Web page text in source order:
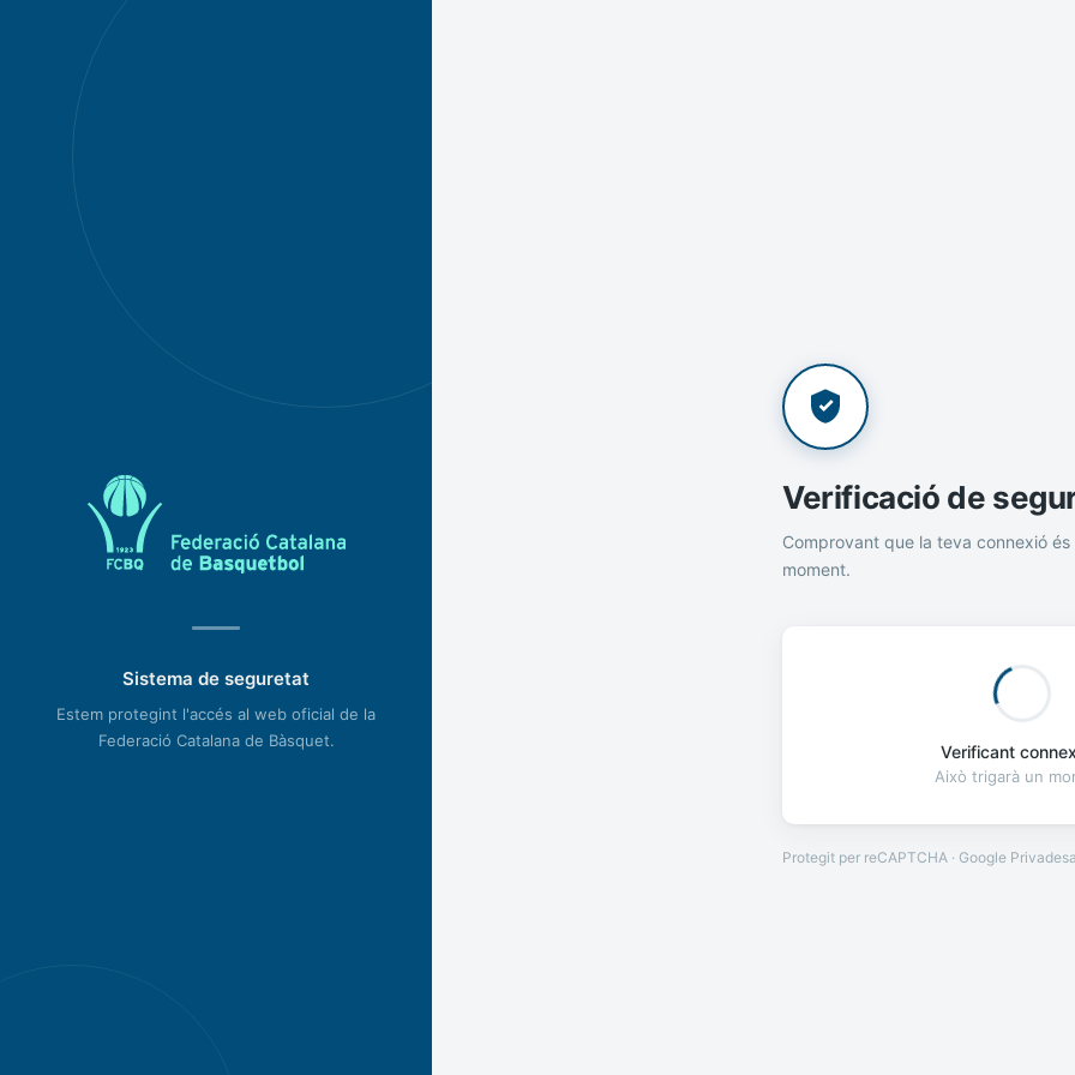
Sistema de seguretat
Estem protegint l'accés al web oficial de la
Federació Catalana de Bàsquet.
Verificació de
Comprovant que la teva connexió és
moment.
Verificant
Això trigarà un
Protegit per reCAPTCHA · Google Privadesa